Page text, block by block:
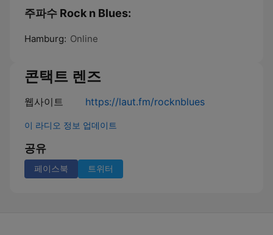
주파수 Rock n Blues:
Hamburg: Online
콘택트 렌즈
웹사이트 https://laut.fm/rocknblues
이 라디오 정보 업데이트
공유
페이스북 트위터